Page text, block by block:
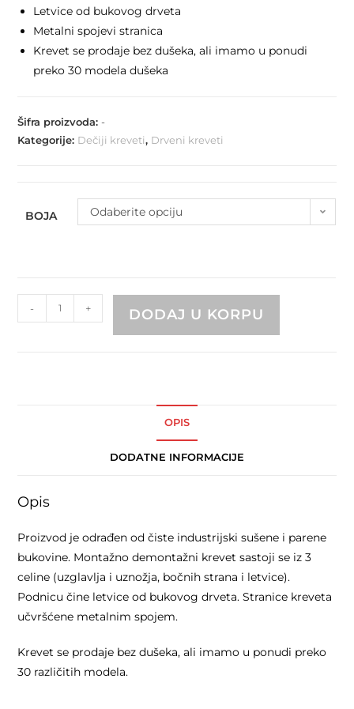
Letvice od bukovog drveta
Metalni spojevi stranica
Krevet se prodaje bez dušeka, ali imamo u ponudi
preko 30 modela dušeka
Šifra proizvoda:-
Kategorije: Dečiji kreveti, Drveni kreveti
BOJA Odaberite opciju
- + DODAJ U KORPU
OPIS
DODATNE INFORMACIJE
Opis
Proizvod je odrađen od čiste industrijski sušene i parene
bukovine. Montažno demontažni krevet sastoji se iz 3
celine (uzglavlja i uznožja, bočnih strana i letvice).
Podnicu čine letvice od bukovog drveta. Stranice kreveta
učvršćene metalnim spojem.
Krevet se prodaje bez dušeka, ali imamo u ponudi preko
30 različitih modela.